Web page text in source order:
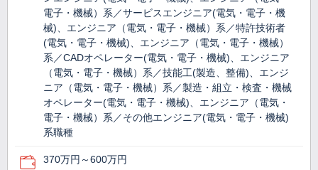
電子・機械）系／サービスエンジニア(電気・電子・機
械)、エンジニア（電気・電子・機械）系／特許技術者
(電気・電子・機械)、エンジニア（電気・電子・機械）
系／CADオペレーター(電気・電子・機械)、エンジニア
（電気・電子・機械）系／技能工(製造、整備)、エンジ
ニア（電気・電子・機械）系／製造・組立・検査・機械
オペレーター(電気・電子・機械)、エンジニア（電気・
電子・機械）系／その他エンジニア(電気・電子・機械)
系職種
370万円～600万円